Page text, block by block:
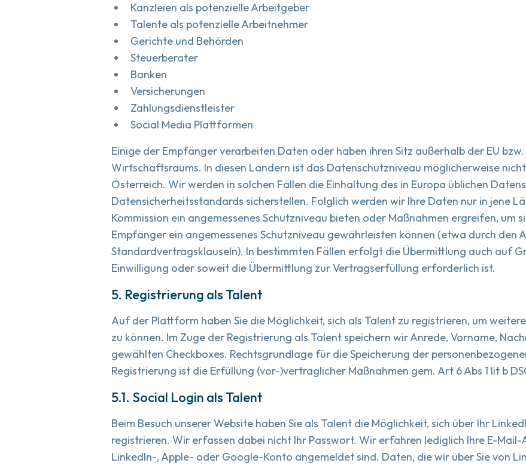
Kanzleien als potenzielle Arbeitgeber
Talente als potenzielle Arbeitnehmer
Gerichte und Behörden
Steuerberater
Banken
Versicherungen
Zahlungsdienstleister
Social Media Plattformen
Einige der Empfänger verarbeiten Daten oder haben ihren Sitz außerhalb der EU
Wirtschaftsraums. In diesen Ländern ist das Datenschutzniveau möglicherweise
Österreich. Wir werden in solchen Fällen die Einhaltung des in Europa üblichen
Datensicherheitsstandards sicherstellen. Folglich werden wir Ihre Daten nur in jene
Kommission ein angemessenes Schutzniveau bieten oder Maßnahmen ergreifen, um
Empfänger ein angemessenes Schutzniveau gewährleisten können (etwa durch den
Standardvertragsklauseln). In bestimmten Fällen erfolgt die Übermittlung auch auf
Einwilligung oder soweit die Übermittlung zur Vertragserfüllung erforderlich ist.
5. Registrierung als Talent
Auf der Plattform haben Sie die Möglichkeit, sich als Talent zu registrieren, um
zu können. Im Zuge der Registrierung als Talent speichern wir Anrede, Vorname,
gewählten Checkboxes. Rechtsgrundlage für die Speicherung der
Registrierung ist die Erfüllung (vor-)vertraglicher Maßnahmen gem. Art 6 Abs 1 lit b
5.1. Social Login als Talent
Beim Besuch unserer Website haben Sie als Talent die Möglichkeit, sich über Ihr
registrieren. Wir erfassen dabei nicht Ihr Passwort. Wir erfahren lediglich Ihre E-Mail-
LinkedIn-, Apple- oder Google-Konto angemeldet sind. Daten, die wir über Sie von